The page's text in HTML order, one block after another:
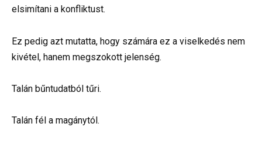
elsimítani a konfliktust.
Ez pedig azt mutatta, hogy számára ez a viselkedés nem
kivétel, hanem megszokott jelenség.
Talán bűntudatból tűri.
Talán fél a magánytól.